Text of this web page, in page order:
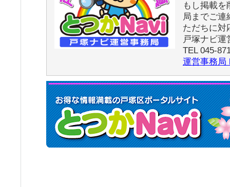
もし掲載
局までご連
ただちに対
戸塚ナビ運
TEL 045-
運営事務局